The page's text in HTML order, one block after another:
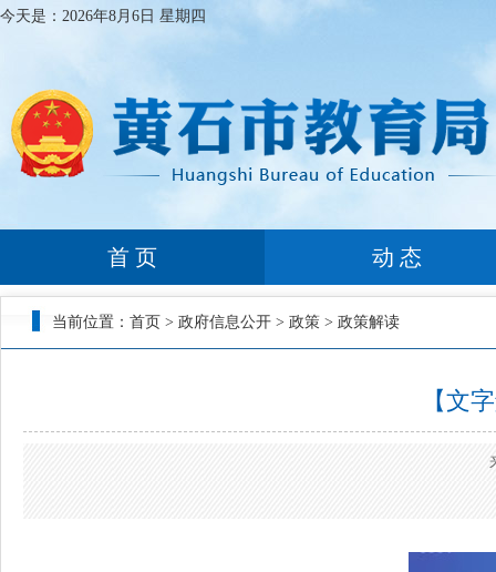
今天是： 2026年8月6日 星期四
首 页 动 态
当前位置： 首页 > 政府信息公开 > 政策 > 政策解读
【文